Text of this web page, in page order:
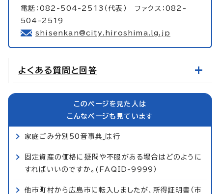
電話：082-504-2513（代表） ファクス：082-
504-2519
shisenkan@city.hiroshima.lg.jp
よくある質問と回答
このページを見た人は
こんなページも見ています
家庭ごみ分別50音事典_は行
固定資産の価格に疑問や不服がある場合はどのように
すればいいのですか。(FAQID-9999）
他市町村から広島市に転入しましたが、所得証明書（市